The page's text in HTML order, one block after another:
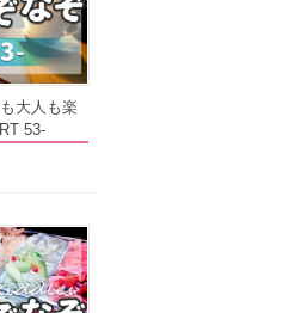
大人も楽
53-